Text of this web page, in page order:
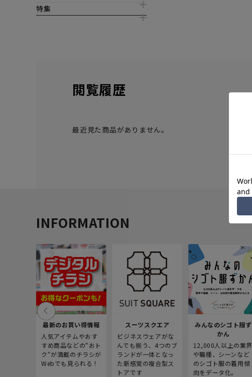
特集
閲覧履歴
最近見た商品がありません。
INFORMATION
最新のお買い得情報
人気アイテムやおす
すめ商品などの“おト
ク“が満載のチラシが
Webでも見られる！
スーツスクエア
ビジネスウェアがな
んでも揃う、4つのブ
ランドが一体となっ
た新感覚の複合型ス
トアです
みんなのシゴト服ず
かん
12,000人以上の業界
や職種、シーンなど
のシゴト服の着用傾
向をデータ化。